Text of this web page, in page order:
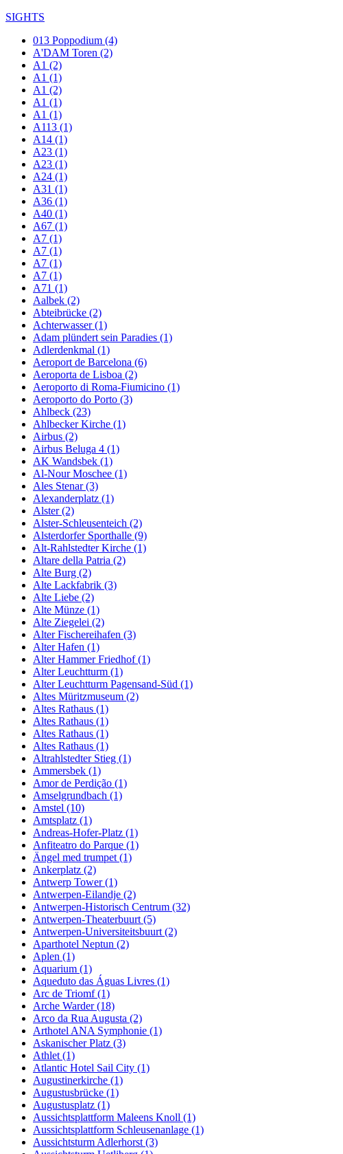
SIGHTS
013 Poppodium (4)
A'DAM Toren (2)
A1 (2)
A1 (1)
A1 (2)
A1 (1)
A1 (1)
A113 (1)
A14 (1)
A23 (1)
A23 (1)
A24 (1)
A31 (1)
A36 (1)
A40 (1)
A67 (1)
A7 (1)
A7 (1)
A7 (1)
A7 (1)
A71 (1)
Aalbek (2)
Abteibrücke (2)
Achterwasser (1)
Adam plündert sein Paradies (1)
Adlerdenkmal (1)
Aeroport de Barcelona (6)
Aeroporta de Lisboa (2)
Aeroporto di Roma-Fiumicino (1)
Aeroporto do Porto (3)
Ahlbeck (23)
Ahlbecker Kirche (1)
Airbus (2)
Airbus Beluga 4 (1)
AK Wandsbek (1)
Al-Nour Moschee (1)
Ales Stenar (3)
Alexanderplatz (1)
Alster (2)
Alster-Schleusenteich (2)
Alsterdorfer Sporthalle (9)
Alt-Rahlstedter Kirche (1)
Altare della Patria (2)
Alte Burg (2)
Alte Lackfabrik (3)
Alte Liebe (2)
Alte Münze (1)
Alte Ziegelei (2)
Alter Fischereihafen (3)
Alter Hafen (1)
Alter Hammer Friedhof (1)
Alter Leuchtturm (1)
Alter Leuchtturm Pagensand-Süd (1)
Altes Müritzmuseum (2)
Altes Rathaus (1)
Altes Rathaus (1)
Altes Rathaus (1)
Altes Rathaus (1)
Altrahlstedter Stieg (1)
Ammersbek (1)
Amor de Perdição (1)
Amselgrundbach (1)
Amstel (10)
Amtsplatz (1)
Andreas-Hofer-Platz (1)
Anfiteatro do Parque (1)
Ängel med trumpet (1)
Ankerplatz (2)
Antwerp Tower (1)
Antwerpen-Eilandje (2)
Antwerpen-Historisch Centrum (32)
Antwerpen-Theaterbuurt (5)
Antwerpen-Universiteitsbuurt (2)
Aparthotel Neptun (2)
Aplen (1)
Aquarium (1)
Aqueduto das Águas Livres (1)
Arc de Triomf (1)
Arche Warder (18)
Arco da Rua Augusta (2)
Arthotel ANA Symphonie (1)
Askanischer Platz (3)
Athlet (1)
Atlantic Hotel Sail City (1)
Augustinerkirche (1)
Augustusbrücke (1)
Augustusplatz (1)
Aussichtsplattform Maleens Knoll (1)
Aussichtsplattform Schleusenanlage (1)
Aussichtsturm Adlerhorst (3)